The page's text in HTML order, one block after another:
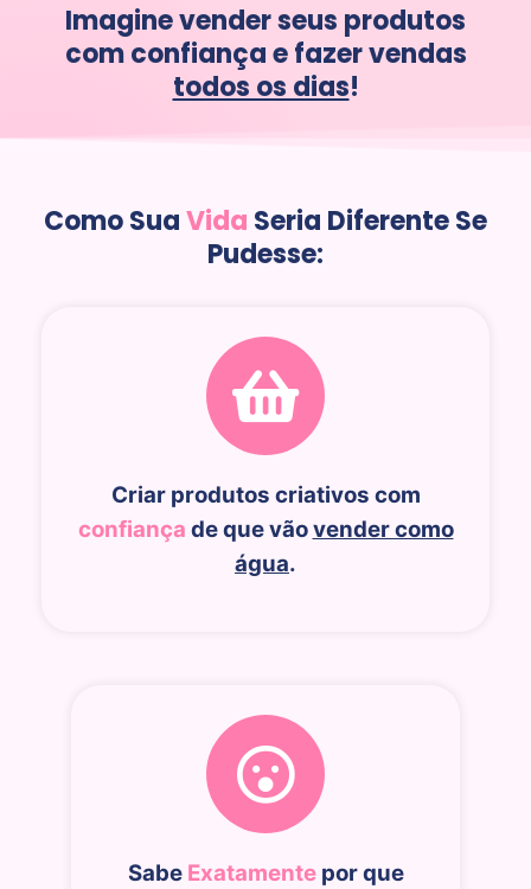
Imagine vender seus produtos
com confiança e fazer vendas
todos os dias!
Como SuaVida Seria Diferente Se
Pudesse:
Criar produtos criativos com
confiança de que vãovender como
água.
Sabe Exatamente por que